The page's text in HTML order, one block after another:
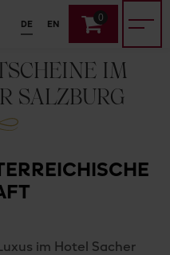
DE EN
0
IM
SALZBURG
im Hotel Sacher